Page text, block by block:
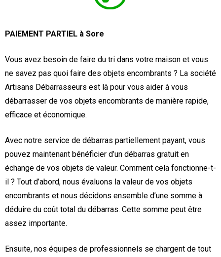
PAIEMENT PARTIEL à Sore
Vous avez besoin de faire du tri dans votre maison et vous
ne savez pas quoi faire des objets encombrants ? La société
Artisans Débarrasseurs est là pour vous aider à vous
débarrasser de vos objets encombrants de manière rapide,
efficace et économique.
Avec notre service de débarras partiellement payant, vous
pouvez maintenant bénéficier d’un débarras gratuit en
échange de vos objets de valeur. Comment cela fonctionne-t-
il ? Tout d’abord, nous évaluons la valeur de vos objets
encombrants et nous décidons ensemble d’une somme à
déduire du coût total du débarras. Cette somme peut être
assez importante.
Ensuite, nos équipes de professionnels se chargent de tout